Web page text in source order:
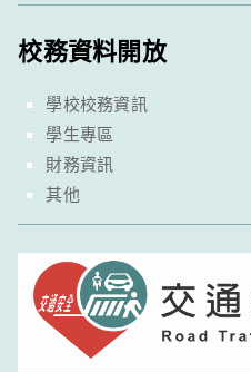
校務資料開放
學校校務資訊
學生專區
財務資訊
其他